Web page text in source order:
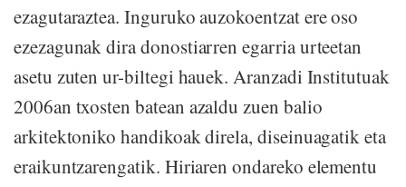
ezagutaraztea. Inguruko auzokoentzat ere oso
ezezagunak dira donostiarren egarria urteetan
asetu zuten ur-biltegi hauek. Aranzadi Institutuak
2006an txosten batean azaldu zuen balio
arkitektoniko handikoak direla, diseinuagatik eta
eraikuntzarengatik. Hiriaren ondareko elementu